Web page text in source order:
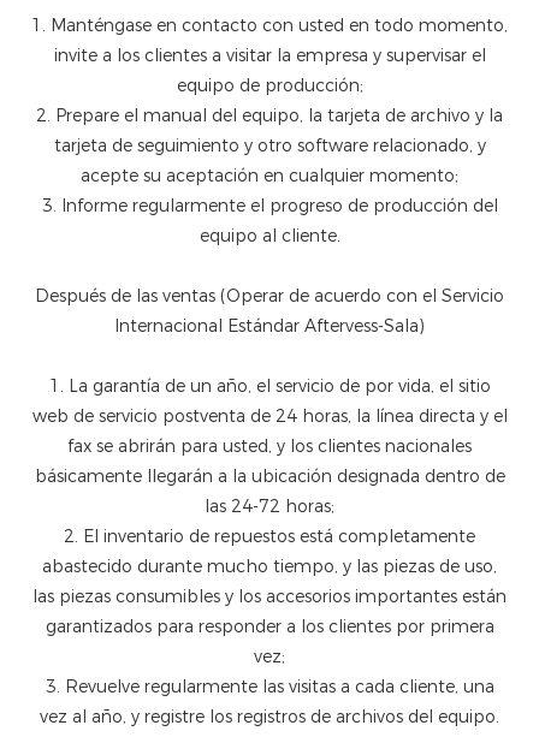
1. Manténgase en contacto con usted en todo momento,
invite a los clientes a visitar la empresa y supervisar el
equipo de producción;
2. Prepare el manual del equipo, la tarjeta de archivo y la
tarjeta de seguimiento y otro software relacionado, y
acepte su aceptación en cualquier momento;
3. Informe regularmente el progreso de producción del
equipo al cliente.
Después de las ventas (Operar de acuerdo con el Servicio
Internacional Estándar Aftervess-Sala)
1. La garantía de un año, el servicio de por vida, el sitio
web de servicio postventa de 24 horas, la línea directa y el
fax se abrirán para usted, y los clientes nacionales
básicamente llegarán a la ubicación designada dentro de
las 24-72 horas;
2. El inventario de repuestos está completamente
abastecido durante mucho tiempo, y las piezas de uso,
las piezas consumibles y los accesorios importantes están
garantizados para responder a los clientes por primera
vez;
3. Revuelve regularmente las visitas a cada cliente, una
vez al año, y registre los registros de archivos del equipo.